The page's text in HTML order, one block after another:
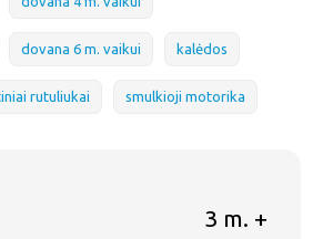
dovana 6 m. vaikui kalėdos
rutuliukai smulkioji motorika
3 m. +